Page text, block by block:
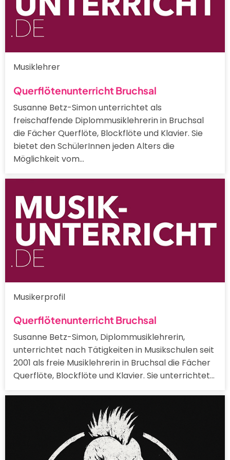
Musiklehrer
Querflötenunterricht Bruchsal
Susanne Betz-Simon unterrichtet als
freischaffende Diplommusiklehrerin in Bruchsal
die Fächer Querflöte, Blockflöte und Klavier. Sie
bietet den SchülerInnen jeden Alters die
Möglichkeit vom…
Musikerprofil
Querflötenunterricht Bruchsal
Susanne Betz-Simon, Diplommusiklehrerin,
unterrichtet nach Tätigkeiten in Musikschulen seit
2001 als freie Musiklehrerin in Bruchsal die Fächer
Querflöte, Blockflöte und Klavier. Sie unterrichtet…